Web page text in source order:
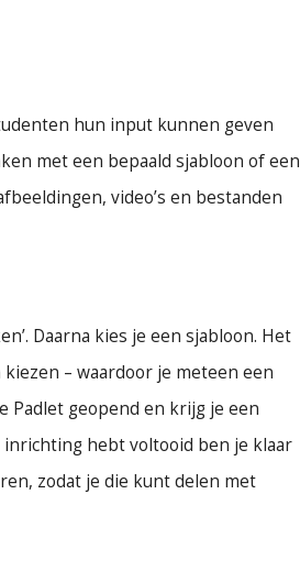
hun input kunnen geven
met een bepaald sjabloon of een
video’s en bestanden
Daarna kies je een sjabloon. Het
– waardoor je meteen een
Padlet geopend en krijg je een
inrichting hebt voltooid ben je klaar
zodat je die kunt delen met